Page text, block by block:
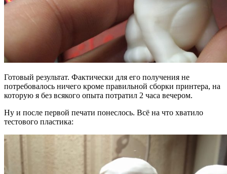
Готовый результат. Фактически для его получения не
потребовалось ничего кроме правильной сборки принтера, на
которую я без всякого опыта потратил 2 часа вечером.
Ну и после первой печати понеслось. Всё на что хватило
тестового пластика: